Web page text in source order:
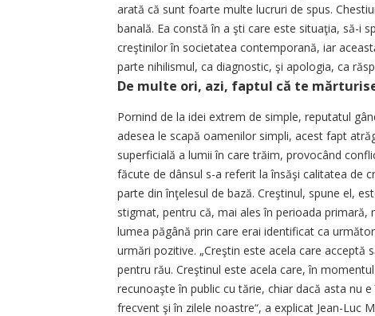
arată că sunt foarte multe lucruri de spus.
banală. Ea constă în a şti care este situaţia, să-i
creştinilor în societatea contemporană, iar
parte nihilismul, ca diagnostic, şi apologia, ca
De multe ori, azi, faptul că te
Pornind de la idei extrem de simple, reputatul
adesea le scapă oamenilor simpli, acest fapt
superficială a lumii în care trăim, provocând
făcute de dânsul s-a referit la însăşi calitatea de
parte din înţelesul de bază. Creştinul, spune el,
stigmat, pentru că, mai ales în perioada
lumea păgână prin care erai identificat ca
urmări pozitive. „Creştin este acela care
pentru rău. Creştinul este acela care, în
recunoaşte în public cu tărie, chiar dacă asta nu
frecvent şi în zilele noastre“, a explicat Jean-Luc